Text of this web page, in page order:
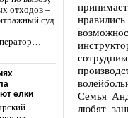
отходов –
суд
елки
Семья
любят